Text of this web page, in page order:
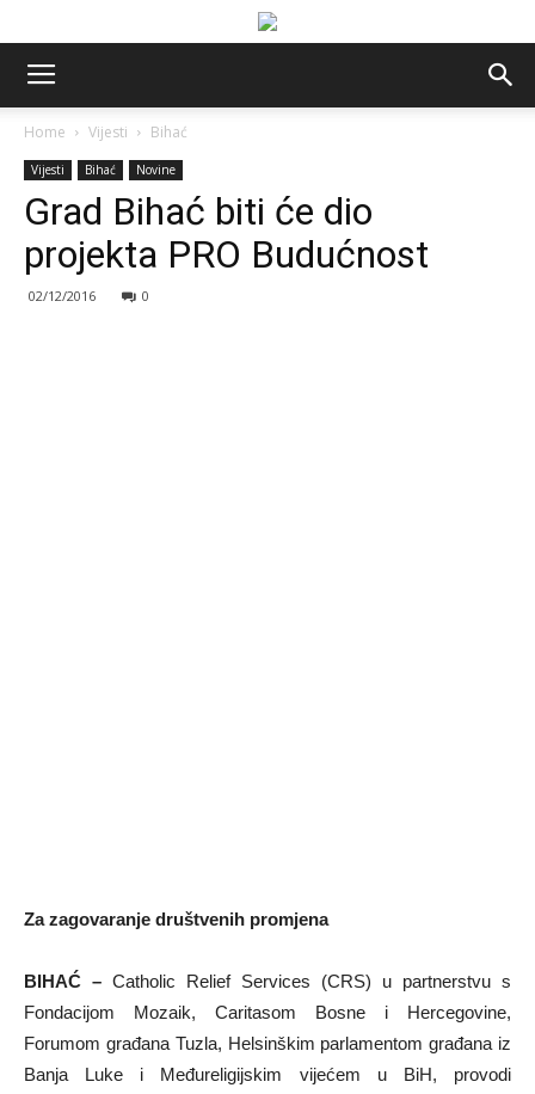
Home Vijesti Bihać
Vijesti Bihać Novine
Grad Bihać biti će dio
projekta PRO Budućnost
02/12/2016 0
Za zagovaranje društvenih promjena
BIHAĆ – Catholic Relief Services (CRS) u partnerstvu s
Fondacijom Mozaik, Caritasom Bosne i Hercegovine,
Forumom građana Tuzla, Helsinškim parlamentom građana iz
Banja Luke i Međureligijskim vijećem u BiH, provodi